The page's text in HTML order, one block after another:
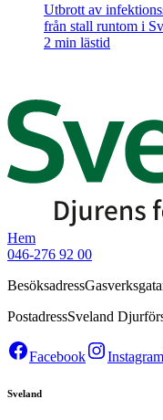
Utbrott av
från stall runtom i
2 min lästid
Hem
046-276 92 00
Besöksadress
PostadressSveland
Facebook Instagram
Sveland